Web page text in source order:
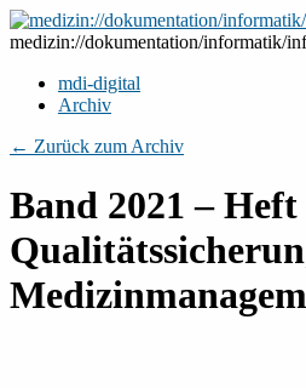
Zum
Inhalt
medizin://dokumentation/informatik/
mdi-digital
Archiv
← Zurück zum Archiv
Band 2021 – Heft